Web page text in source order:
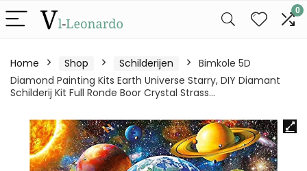
0
Home Shop Schilderijen
Bimkole 5D
Diamond Painting Kits Earth Universe Starry, DIY Diamant
Schilderij Kit Full Ronde Boor Crystal Strass…